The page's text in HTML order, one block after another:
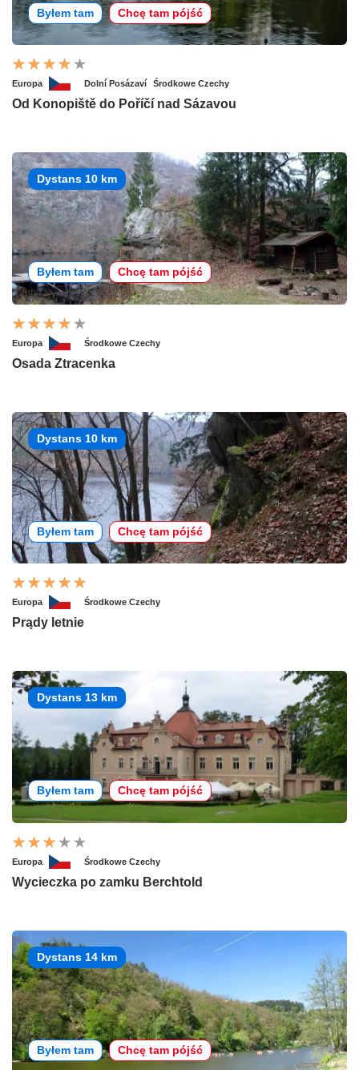
Byłem tam Chcę tam pójść
Europa Dolní Posázaví Środkowe Czechy
Od Konopiště do Poříčí nad Sázavou
Dystans 10 km
Byłem tam Chcę tam pójść
Europa Środkowe Czechy
Osada Ztracenka
Dystans 10 km
Byłem tam Chcę tam pójść
Europa Środkowe Czechy
Prądy letnie
Dystans 13 km
Byłem tam Chcę tam pójść
Europa Środkowe Czechy
Wycieczka po zamku Berchtold
Dystans 14 km
Byłem tam Chcę tam pójść